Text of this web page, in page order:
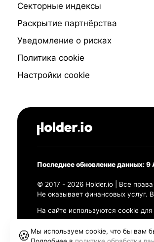
Секторные индексы
Раскрытие партнёрства
Уведомление о рисках
Политика cookie
Настройки cookie
Последнее обновление данных: 9
© 2017 - 2026 Holder.io | Все
Не оказывает финансовых услуг.
На сайте используются cookie
Политика конфиденциальности
Правила использования
🍪 Мы используем cookie, что бы вам